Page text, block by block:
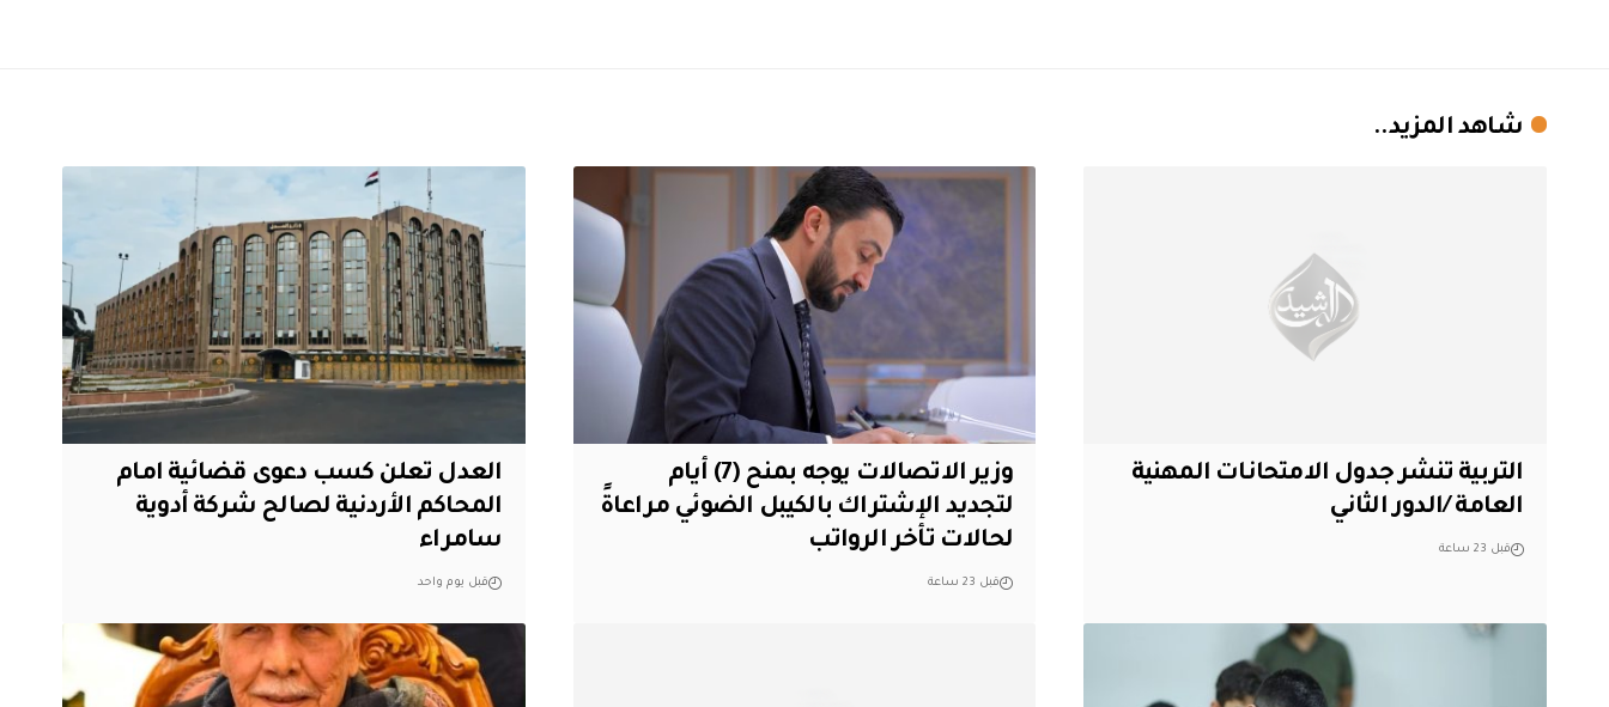
شاهد المزيد..
التربية تنشر جدول الامتحانات المهنية
العامة /الدور الثاني
قبل 23 ساعة
وزير الاتصالات يوجه بمنح (7) أيام
لتجديد الإشتراك بالكيبل الضوئي مراعاةً
لحالات تأخر الرواتب
قبل 23 ساعة
العدل تعلن كسب دعوى قضائية امام
المحاكم الأردنية لصالح شركة أدوية
سامراء
قبل يوم واحد